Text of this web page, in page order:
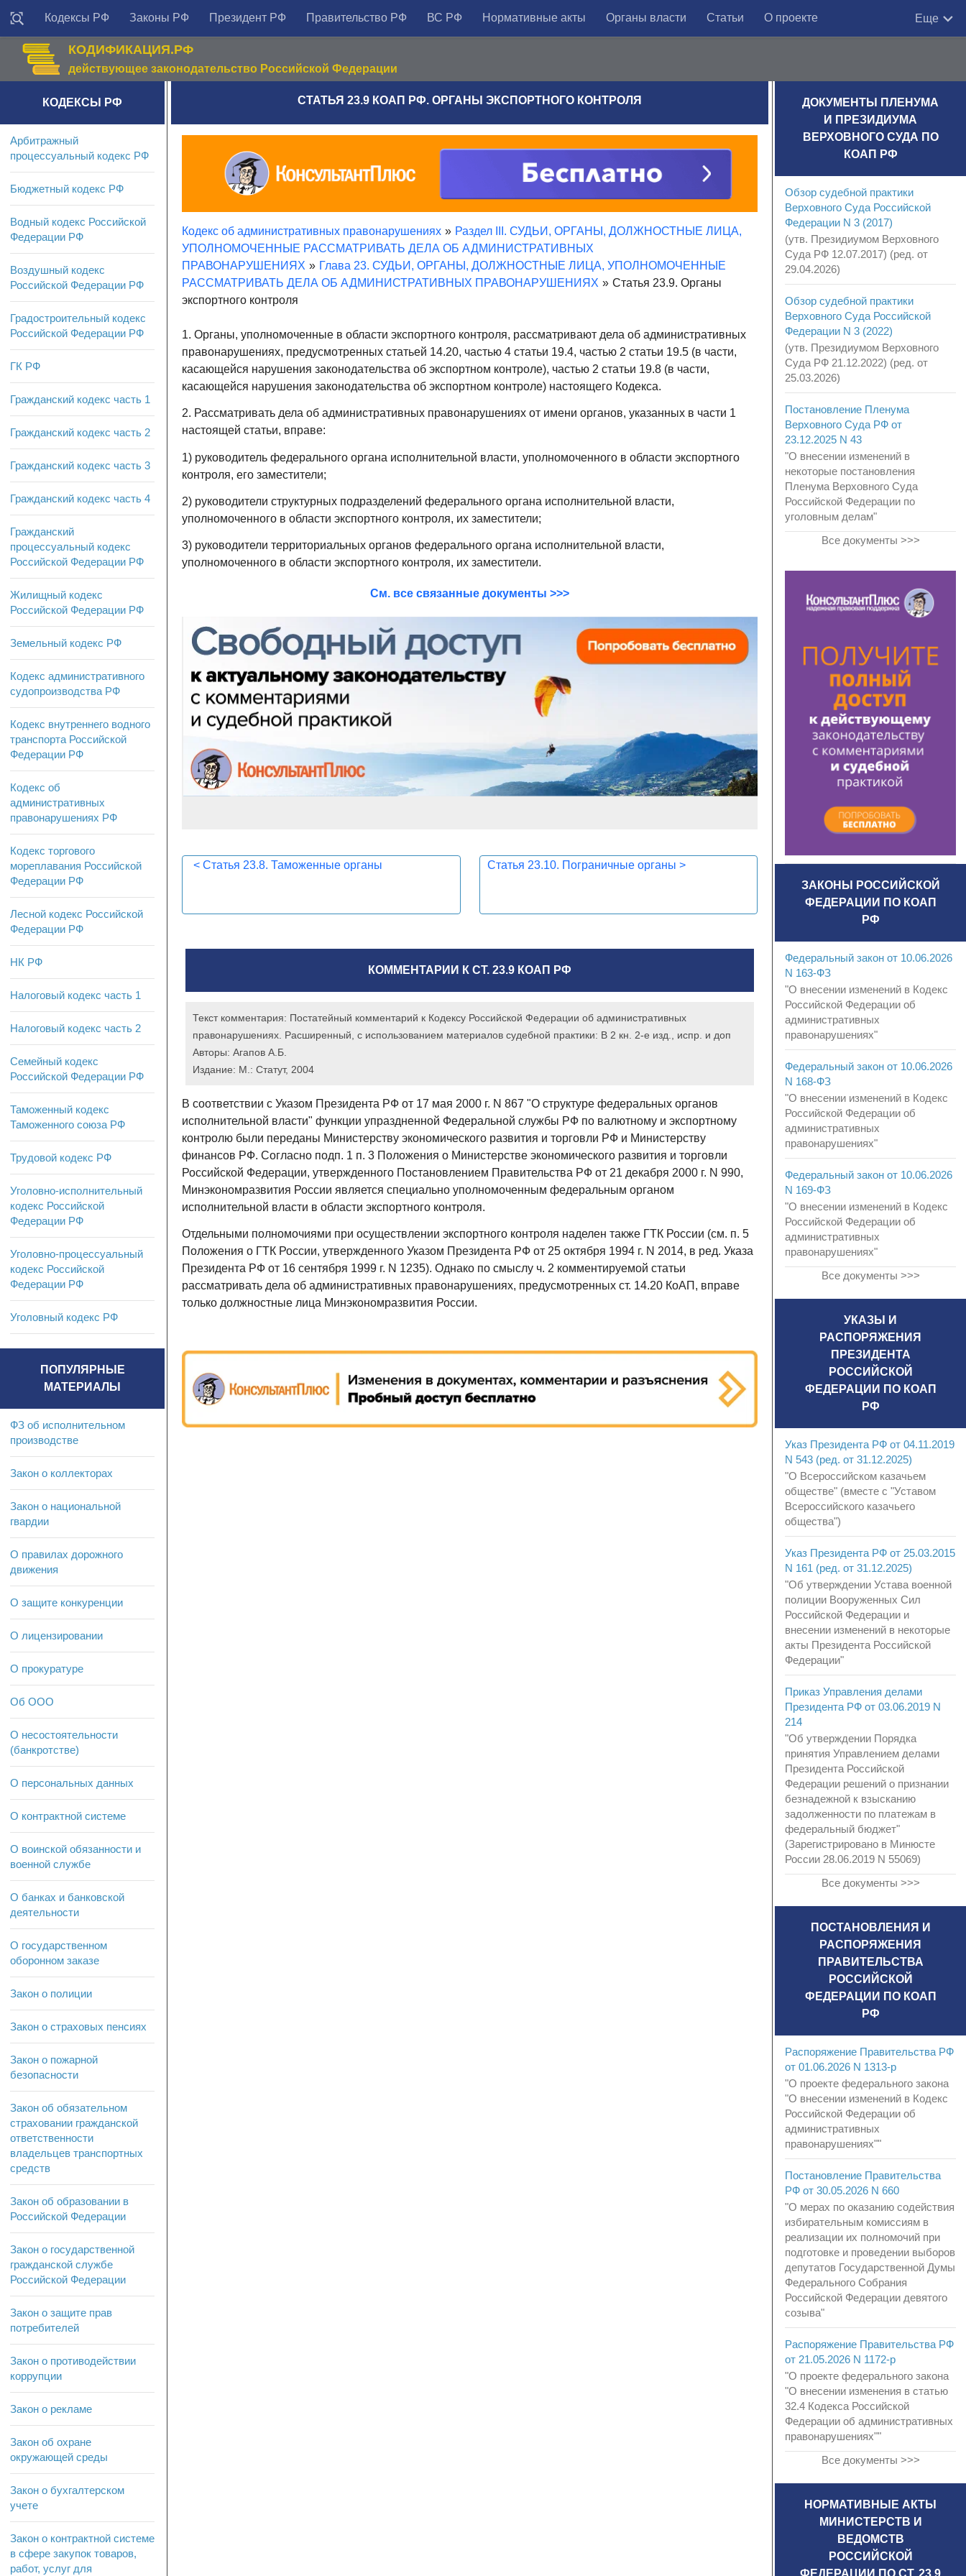
Кодексы РФ Законы РФ Президент РФ Правительство РФ ВС РФ Нормативные акты Органы власти Статьи О проекте Еще
КОДИФИКАЦИЯ.РФ
действующее законодательство Российской Федерации
СТАТЬЯ 23.9 КОАП РФ. ОРГАНЫ ЭКСПОРТНОГО КОНТРОЛЯ
Кодекс об административных правонарушениях » Раздел III. СУДЬИ, ОРГАНЫ, ДОЛЖНОСТНЫЕ ЛИЦА,
УПОЛНОМОЧЕННЫЕ РАССМАТРИВАТЬ ДЕЛА ОБ АДМИНИСТРАТИВНЫХ
ПРАВОНАРУШЕНИЯХ » Глава 23. СУДЬИ, ОРГАНЫ, ДОЛЖНОСТНЫЕ ЛИЦА, УПОЛНОМОЧЕННЫЕ
РАССМАТРИВАТЬ ДЕЛА ОБ АДМИНИСТРАТИВНЫХ ПРАВОНАРУШЕНИЯХ » Статья 23.9. Органы
экспортного контроля
1. Органы, уполномоченные в области экспортного контроля, рассматривают дела об административных
правонарушениях, предусмотренных статьей 14.20, частью 4 статьи 19.4, частью 2 статьи 19.5 (в части,
касающейся нарушения законодательства об экспортном контроле), частью 2 статьи 19.8 (в части,
касающейся нарушения законодательства об экспортном контроле) настоящего Кодекса.
2. Рассматривать дела об административных правонарушениях от имени органов, указанных в части 1
настоящей статьи, вправе:
1) руководитель федерального органа исполнительной власти, уполномоченного в области экспортного
контроля, его заместители;
2) руководители структурных подразделений федерального органа исполнительной власти,
уполномоченного в области экспортного контроля, их заместители;
3) руководители территориальных органов федерального органа исполнительной власти,
уполномоченного в области экспортного контроля, их заместители.
См. все связанные документы >>>
< Статья 23.8. Таможенные органы Статья 23.10. Пограничные органы >
КОММЕНТАРИИ К СТ. 23.9 КОАП РФ
Текст комментария: Постатейный комментарий к Кодексу Российской Федерации об административных
правонарушениях. Расширенный, с использованием материалов судебной практики: В 2 кн. 2-е изд., испр. и доп
Авторы: Агапов А.Б.
Издание: М.: Статут, 2004
В соответствии с Указом Президента РФ от 17 мая 2000 г. N 867 "О структуре федеральных органов
исполнительной власти" функции упраздненной Федеральной службы РФ по валютному и экспортному
контролю были переданы Министерству экономического развития и торговли РФ и Министерству
финансов РФ. Согласно подп. 1 п. 3 Положения о Министерстве экономического развития и торговли
Российской Федерации, утвержденного Постановлением Правительства РФ от 21 декабря 2000 г. N 990,
Минэкономразвития России является специально уполномоченным федеральным органом
исполнительной власти в области экспортного контроля.
Отдельными полномочиями при осуществлении экспортного контроля наделен также ГТК России (см. п. 5
Положения о ГТК России, утвержденного Указом Президента РФ от 25 октября 1994 г. N 2014, в ред. Указа
Президента РФ от 16 сентября 1999 г. N 1235). Однако по смыслу ч. 2 комментируемой статьи
рассматривать дела об административных правонарушениях, предусмотренных ст. 14.20 КоАП, вправе
только должностные лица Минэкономразвития России.
КОДЕКСЫ РФ
Арбитражный
процессуальный кодекс РФ
Бюджетный кодекс РФ
Водный кодекс Российской
Федерации РФ
Воздушный кодекс
Российской Федерации РФ
Градостроительный кодекс
Российской Федерации РФ
ГК РФ
Гражданский кодекс часть 1
Гражданский кодекс часть 2
Гражданский кодекс часть 3
Гражданский кодекс часть 4
Гражданский
процессуальный кодекс
Российской Федерации РФ
Жилищный кодекс
Российской Федерации РФ
Земельный кодекс РФ
Кодекс административного
судопроизводства РФ
Кодекс внутреннего водного
транспорта Российской
Федерации РФ
Кодекс об
административных
правонарушениях РФ
Кодекс торгового
мореплавания Российской
Федерации РФ
Лесной кодекс Российской
Федерации РФ
НК РФ
Налоговый кодекс часть 1
Налоговый кодекс часть 2
Семейный кодекс
Российской Федерации РФ
Таможенный кодекс
Таможенного союза РФ
Трудовой кодекс РФ
Уголовно-исполнительный
кодекс Российской
Федерации РФ
Уголовно-процессуальный
кодекс Российской
Федерации РФ
Уголовный кодекс РФ
ПОПУЛЯРНЫЕ
МАТЕРИАЛЫ
ФЗ об исполнительном
производстве
Закон о коллекторах
Закон о национальной
гвардии
О правилах дорожного
движения
О защите конкуренции
О лицензировании
О прокуратуре
Об ООО
О несостоятельности
(банкротстве)
О персональных данных
О контрактной системе
О воинской обязанности и
военной службе
О банках и банковской
деятельности
О государственном
оборонном заказе
Закон о полиции
Закон о страховых пенсиях
Закон о пожарной
безопасности
Закон об обязательном
страховании гражданской
ответственности
владельцев транспортных
средств
Закон об образовании в
Российской Федерации
Закон о государственной
гражданской службе
Российской Федерации
Закон о защите прав
потребителей
Закон о противодействии
коррупции
Закон о рекламе
Закон об охране
окружающей среды
Закон о бухгалтерском
учете
Закон о контрактной системе
в сфере закупок товаров,
работ, услуг для
ДОКУМЕНТЫ ПЛЕНУМА
И ПРЕЗИДИУМА
ВЕРХОВНОГО СУДА ПО
КОАП РФ
Обзор судебной практики
Верховного Суда Российской
Федерации N 3 (2017)
(утв. Президиумом Верховного
Суда РФ 12.07.2017) (ред. от
29.04.2026)
Обзор судебной практики
Верховного Суда Российской
Федерации N 3 (2022)
(утв. Президиумом Верховного
Суда РФ 21.12.2022) (ред. от
25.03.2026)
Постановление Пленума
Верховного Суда РФ от
23.12.2025 N 43
"О внесении изменений в
некоторые постановления
Пленума Верховного Суда
Российской Федерации по
уголовным делам"
Все документы >>>
ЗАКОНЫ РОССИЙСКОЙ
ФЕДЕРАЦИИ ПО КОАП
РФ
Федеральный закон от 10.06.2026
N 163-ФЗ
"О внесении изменений в Кодекс
Российской Федерации об
административных
правонарушениях"
Федеральный закон от 10.06.2026
N 168-ФЗ
"О внесении изменений в Кодекс
Российской Федерации об
административных
правонарушениях"
Федеральный закон от 10.06.2026
N 169-ФЗ
"О внесении изменений в Кодекс
Российской Федерации об
административных
правонарушениях"
Все документы >>>
УКАЗЫ И
РАСПОРЯЖЕНИЯ
ПРЕЗИДЕНТА
РОССИЙСКОЙ
ФЕДЕРАЦИИ ПО КОАП
РФ
Указ Президента РФ от 04.11.2019
N 543 (ред. от 31.12.2025)
"О Всероссийском казачьем
обществе" (вместе с "Уставом
Всероссийского казачьего
общества")
Указ Президента РФ от 25.03.2015
N 161 (ред. от 31.12.2025)
"Об утверждении Устава военной
полиции Вооруженных Сил
Российской Федерации и
внесении изменений в некоторые
акты Президента Российской
Федерации"
Приказ Управления делами
Президента РФ от 03.06.2019 N
214
"Об утверждении Порядка
принятия Управлением делами
Президента Российской
Федерации решений о признании
безнадежной к взысканию
задолженности по платежам в
федеральный бюджет"
(Зарегистрировано в Минюсте
России 28.06.2019 N 55069)
Все документы >>>
ПОСТАНОВЛЕНИЯ И
РАСПОРЯЖЕНИЯ
ПРАВИТЕЛЬСТВА
РОССИЙСКОЙ
ФЕДЕРАЦИИ ПО КОАП
РФ
Распоряжение Правительства РФ
от 01.06.2026 N 1313-р
"О проекте федерального закона
"О внесении изменений в Кодекс
Российской Федерации об
административных
правонарушениях""
Постановление Правительства
РФ от 30.05.2026 N 660
"О мерах по оказанию содействия
избирательным комиссиям в
реализации их полномочий при
подготовке и проведении выборов
депутатов Государственной Думы
Федерального Собрания
Российской Федерации девятого
созыва"
Распоряжение Правительства РФ
от 21.05.2026 N 1172-р
"О проекте федерального закона
"О внесении изменения в статью
32.4 Кодекса Российской
Федерации об административных
правонарушениях""
Все документы >>>
НОРМАТИВНЫЕ АКТЫ
МИНИСТЕРСТВ И
ВЕДОМСТВ
РОССИЙСКОЙ